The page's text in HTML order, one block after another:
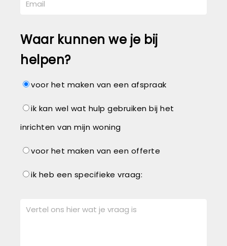
Waar kunnen we je bij
helpen?
voor het maken van een afspraak
ik kan wel wat hulp gebruiken bij het
inrichten van mijn woning
voor het maken van een offerte
ik heb een specifieke vraag: